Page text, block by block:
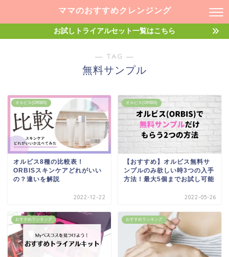
ママのおすすめクレンジング
お試しトライアルセット一覧はこちら
― TAG ―
無料サンプル
オルビス(ORBIS)
オルビス8種の比較表！
ORBISスキンケアどれがいい
の？違いを解説
2022-12-22
オルビス(ORBIS)
【おすすめ】オルビス無料サ
ンプルのみ欲しい時3つの入手
方法！最大5個までお試し可能
2022-05-26
おすすめランキング おすすめランキング